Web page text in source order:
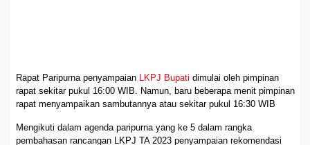
Rapat Paripurna penyampaian LKPJ Bupati dimulai oleh pimpinan
rapat sekitar pukul 16:00 WIB. Namun, baru beberapa menit pimpinan
rapat menyampaikan sambutannya atau sekitar pukul 16:30 WIB
Mengikuti dalam agenda paripurna yang ke 5 dalam rangka
pembahasan rancangan LKPJ TA 2023 penyampaian rekomendasi